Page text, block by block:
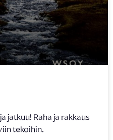
jatkuu! Raha ja rakkaus
tekoihin.